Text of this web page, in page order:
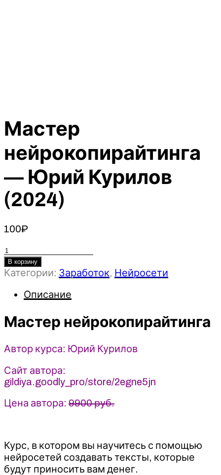
Мастер
нейрокопирайтинга
— Юрий Курилов
(2024)
100₽
Количество
товара
Мастер
Курилов
(2024)
В корзину
Категории: Заработок, Нейросети
Описание
Мастер нейрокопирайтинга
Автор курса: Юрий Курилов
Сайт автора:
gildiya.goodly_pro/store/2egne5jn
Цена автора: 9900 руб.
Курс, в котором вы научитесь с помощью
нейросетей создавать тексты, которые
будут приносить вам денег.